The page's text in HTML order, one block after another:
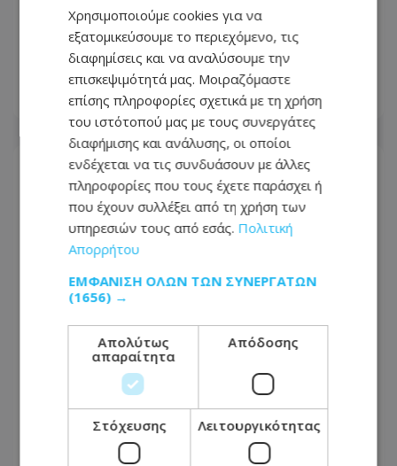
Κυπριακό: Τα «αγκάθια» που θα
κρίνουν τις εξελίξεις και οι διαφωνίες
πριν από την κρίσιμη συνάντηση
07.08.2026 - 17:41
Θρίλερ στην ΕΔΕΚ με τις
υποψηφιότητες: Στο μικροσκόπιο η
Σοφία Χριστοδούλου Μακρή
Χρησιμοποιούμε cookies για να
εξατομικεύσουμε το περιεχόμενο, τις
διαφημίσεις και να αναλύσουμε την
επισκεψιμότητά μας. Μοιραζόμαστε
επίσης πληροφορίες σχετικά με τη χρήση
του ιστότοπού μας με τους συνεργάτες
διαφήμισης και ανάλυσης, οι οποίοι
ενδέχεται να τις συνδυάσουν με άλλες
πληροφορίες που τους έχετε παράσχει ή
που έχουν συλλέξει από τη χρήση των
υπηρεσιών τους από εσάς. Πολιτική
Απορρήτου
ΕΜΦΆΝΙΣΗ ΌΛΩΝ ΤΩΝ ΣΥΝΕΡΓΑΤΏΝ
(1656) →
Απολύτως
απαραίτητα
Απόδοσης
Στόχευσης Λειτουργικότητας